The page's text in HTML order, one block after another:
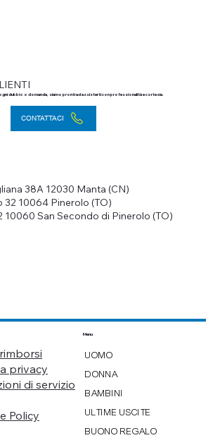
dubbio o domanda, siamo pronti ad assisterti con professionalità e cortesia.
CONTATTACI
38A 12030 Manta (CN)
10060 San Secondo di Pinerolo (TO)
32 10064 Pinerolo (TO)
privacy
di servizio
Policy
Menu
UOMO
DONNA
BAMBINI
ULTIME USCITE
BUONO REGALO